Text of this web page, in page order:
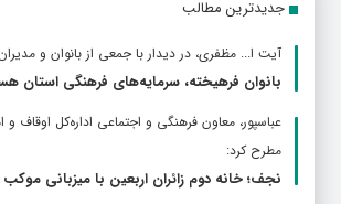
جدیدترین مطالب
آیت ا... مظفری، در دیدار با جمعی از بانوان و
بانوان فرهیخته، سرمایه‌های فرهنگی استان
عباسپور، معاون فرهنگی و اجتماعی اداره‌کل اوقاف و
مطرح كرد:
نجف؛ خانه دوم زائران اربعین با میزبانی